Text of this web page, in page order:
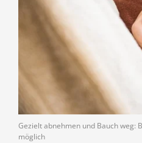
Veranstaltungskalender
Stellenangebote
Gezielt abnehmen und Bauch weg:
möglich